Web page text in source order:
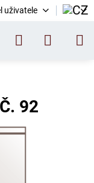
uživatele
92